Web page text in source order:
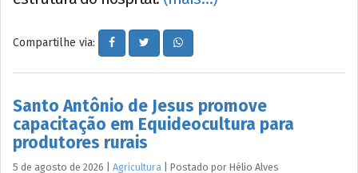
Compartilhe via:
Santo Antônio de Jesus promove
capacitação em Equideocultura para
produtores rurais
5 de agosto de 2026 Agricultura Postado por Hélio Alves